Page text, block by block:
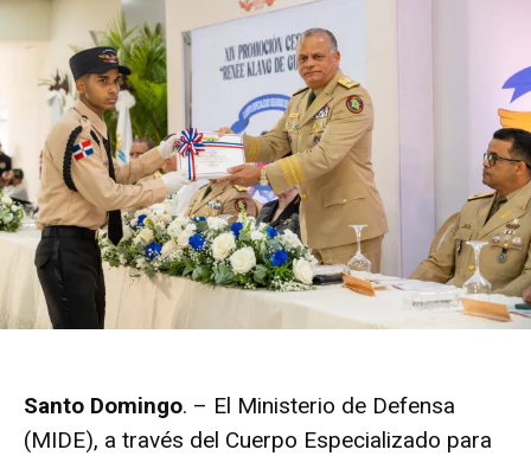
Santo Domingo. – El Ministerio de Defensa
(MIDE), a través del Cuerpo Especializado para